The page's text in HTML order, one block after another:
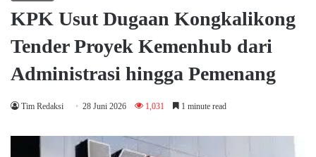
KPK Usut Dugaan Kongkalikong
Tender Proyek Kemenhub dari
Administrasi hingga Pemenang
Tim Redaksi 28 Juni 2026 1,031 1 minute read